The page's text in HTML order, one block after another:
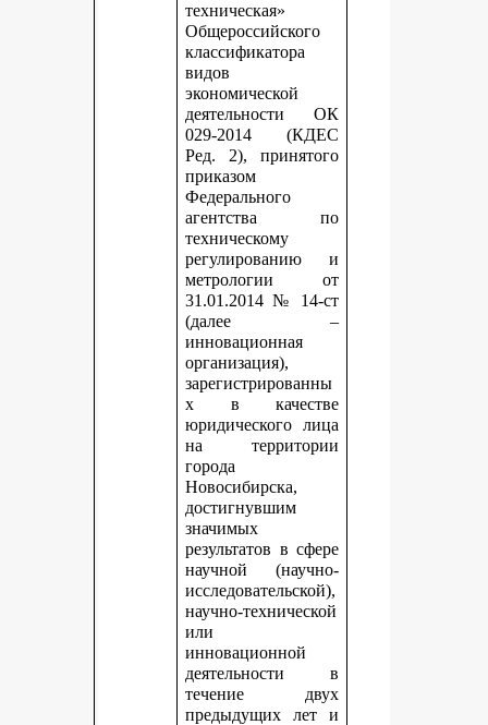
техническая»
Общероссийского
классификатора
видов
экономической
деятельности ОК
029-2014 (КДЕС
Ред. 2), принятого
приказом
Федерального
агентства по
техническому
регулированию и
метрологии от
31.01.2014 № 14-ст
(далее –
инновационная
организация),
зарегистрированны
х в качестве
юридического лица
на территории
города
Новосибирска,
достигнувшим
значимых
результатов в сфере
научной (научно-
исследовательской),
научно-технической
или
инновационной
деятельности в
течение двух
предыдущих лет и